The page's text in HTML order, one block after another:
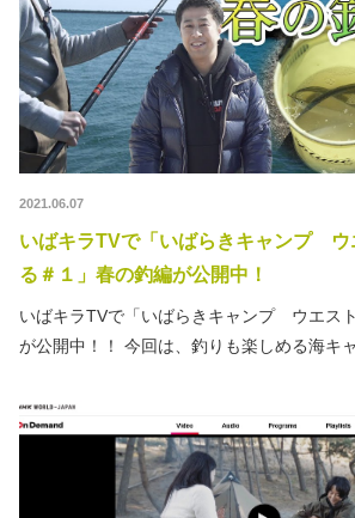
2021.06.07
いばキラTVで「いばらきキャンプ ウ
る＃１」春の釣編が公開中！
いばキラTVで「いばらきキャンプ ウエスト
が公開中！！ 今回は、釣りも楽しめる海キ